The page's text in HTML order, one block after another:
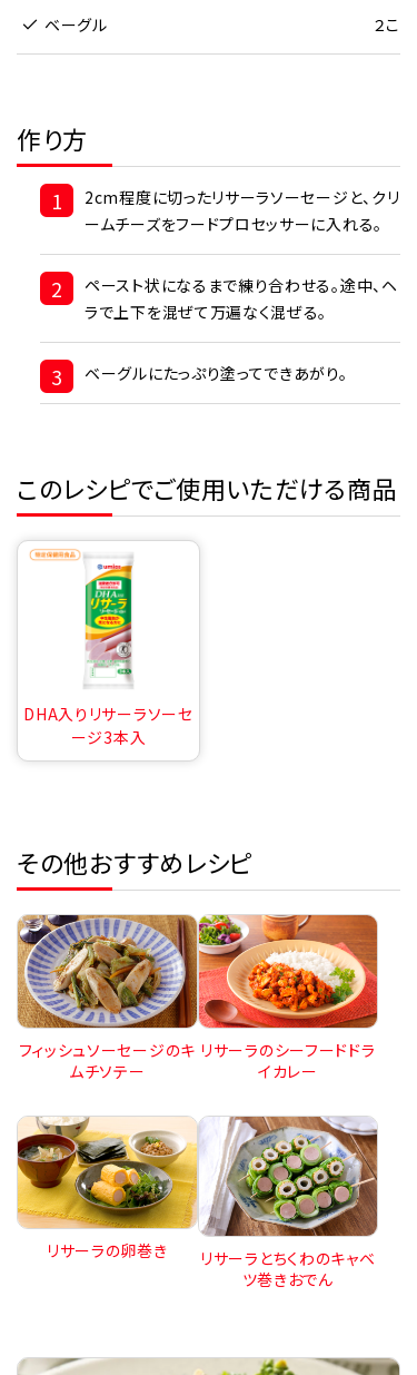
ベーグル ２こ
作り方
1
2cm程度に切ったリサーラソーセージと、クリ
ームチーズをフードプロセッサーに入れる。
2
ペースト状になるまで練り合わせる。途中、ヘ
ラで上下を混ぜて万遍なく混ぜる。
3 ベーグルにたっぷり塗ってできあがり。
このレシピでご使用いただける商品
DHA入りリサーラソーセ
ージ3本入
その他おすすめレシピ
フィッシュソーセージのキ
ムチソテー
リサーラのシーフードドラ
イカレー
リサーラの卵巻き
リサーラとちくわのキャベ
ツ巻きおでん